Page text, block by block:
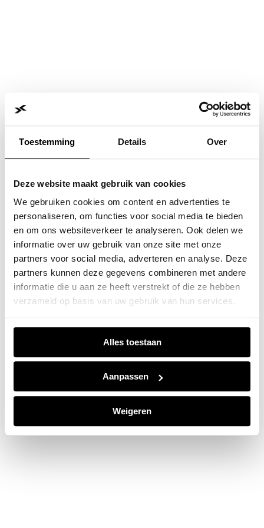
Toestemming Details Over
Deze website maakt gebruik van cookies
We gebruiken cookies om content en advertenties te
personaliseren, om functies voor social media te bieden
en om ons websiteverkeer te analyseren. Ook delen we
informatie over uw gebruik van onze site met onze
partners voor social media, adverteren en analyse. Deze
partners kunnen deze gegevens combineren met andere
informatie die u aan ze heeft verstrekt of die ze hebben
verzameld op basis van uw gebruik van hun services.
Alles toestaan
Aanpassen
Weigeren
Application error: a client-side exception has occurred while
loadingwww.jvk.nl(see the browser consolefor more
information).